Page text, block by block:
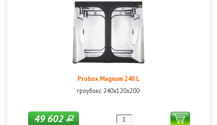
Probox Magnum 240 L
гроубокс 240х120х200
49 602Р